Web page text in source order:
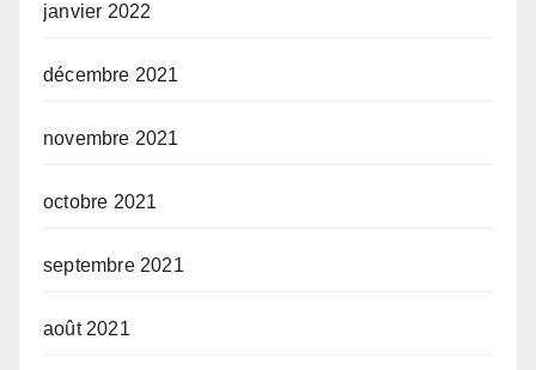
janvier 2022
décembre 2021
novembre 2021
octobre 2021
septembre 2021
août 2021